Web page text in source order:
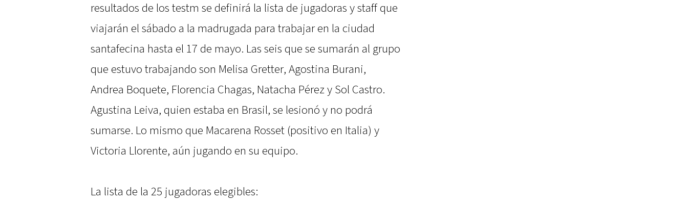
resultados de los testm se definirá la lista de jugadoras y staff que
viajarán el sábado a la madrugada para trabajar en la ciudad
santafecina hasta el 17 de mayo. Las seis que se sumarán al grupo
que estuvo trabajando son Melisa Gretter, Agostina Burani,
Andrea Boquete, Florencia Chagas, Natacha Pérez y Sol Castro.
Agustina Leiva, quien estaba en Brasil, se lesionó y no podrá
sumarse. Lo mismo que Macarena Rosset (positivo en Italia) y
Victoria Llorente, aún jugando en su equipo.
La lista de la 25 jugadoras elegibles: